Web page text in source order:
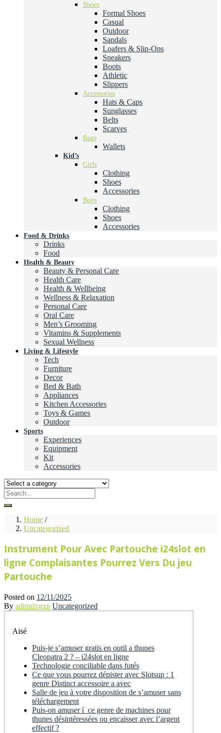
Shoes
Formal Shoes
Casual
Outdoor
Sandals
Loafers & Slip-Ons
Sneakers
Boots
Athletic
Slippers
Accessories
Hats & Caps
Sunglasses
Belts
Scarves
Bags
Wallets
Kid’s
Girls
Clothing
Shoes
Accessories
Boys
Clothing
Shoes
Accessories
Food & Drinks
Drinks
Food
Health & Beauty
Beauty & Personal Care
Health Care
Health & Wellbeing
Wellness & Relaxation
Personal Care
Oral Care
Men’s Grooming
Vitamins & Supplements
Sexual Wellness
Living & Lifestyle
Tech
Furniture
Decor
Bed & Bath
Appliances
Kitchen Accessories
Toys & Games
Outdoor
Sports
Experiences
Equipment
Kit
Accessories
Home /
Uncategorized
Instrument Pour Avec Partouche i24slot en
ligne Complaisantes Pourrez Vers Du jeu
Partouche
Posted on 12/11/2025
By admnlxgxn Uncategorized
Aisé
Puis-je s’amuser gratis en outil a thunes
Cleopatra 2 ? – i24slot en ligne
Technologie conciliable dans futés
Ce que vous pourrez dépister avec Slotsup : 1
genre Distinct accessoire a avec
Salle de jeu à votre disposition de s’amuser sans
téléchargement
Puis-on amuser í ce genre de machines pour
thunes désintéressées ou encaisser avec l’argent
effectif ?